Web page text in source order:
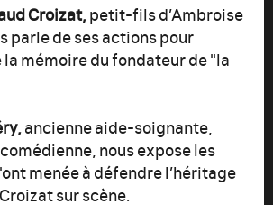
Croizat,petit-fils d’Ambroise
parle de ses actions pour
mémoire du fondateur de "la
ancienne aide-soignante,
nous expose les
menée à défendre l’héritage
sur scène.